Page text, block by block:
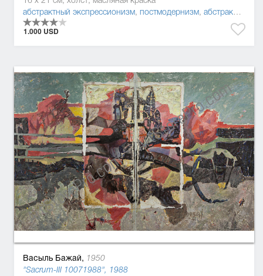
абстрактный экспрессионизм, постмодернизм, абстракционизм
1.000 USD
Васыль Бажай, 1950
"Sacrum-ІІІ 10071988", 1988